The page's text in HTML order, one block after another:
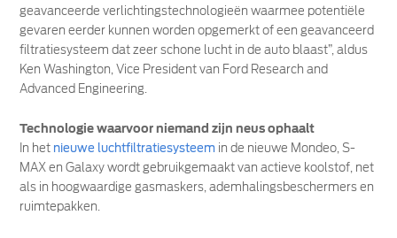
geavanceerde verlichtingstechnologieën waarmee potentiële
gevaren eerder kunnen worden opgemerkt of een geavanceerd
filtratiesysteem dat zeer schone lucht in de auto blaast”, aldus
Ken Washington, Vice President van Ford Research and
Advanced Engineering.
Technologie waarvoor niemand zijn neus ophaalt
In het nieuwe luchtfiltratiesysteem in de nieuwe Mondeo, S-
MAX en Galaxy wordt gebruikgemaakt van actieve koolstof, net
als in hoogwaardige gasmaskers, ademhalingsbeschermers en
ruimtepakken.